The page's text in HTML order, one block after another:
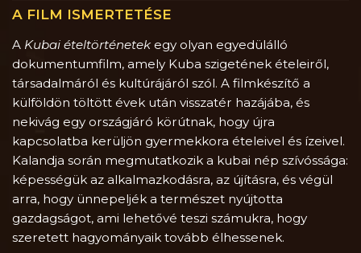
A FILM ISMERTETÉSE
A Kubai ételtörténetekegy olyan egyedülálló
dokumentumfilm, amely Kuba szigetének ételeiről,
társadalmáról és kultúrájáról szól. A filmkészítő a
külföldön töltött évek után visszatér hazájába, és
nekivág egy országjáró körútnak, hogy újra
kapcsolatba kerüljön gyermekkora ételeivel és ízeivel.
Kalandja során megmutatkozik a kubai nép szívóssága:
képességük az alkalmazkodásra, az újításra, és végül
arra, hogy ünnepeljék a természet nyújtotta
gazdagságot, ami lehetővé teszi számukra, hogy
szeretett hagyományaik tovább élhessenek.